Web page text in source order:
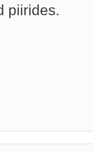
piirides.